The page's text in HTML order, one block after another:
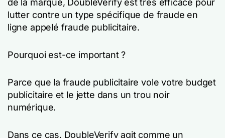
de la marque, DoubleVerify est très efficace pour
lutter contre un type spécifique de fraude en
ligne appelé fraude publicitaire.
Pourquoi est-ce important ?
Parce que la fraude publicitaire vole votre budget
publicitaire et le jette dans un trou noir
numérique.
Dans ce cas, DoubleVerify agit comme un